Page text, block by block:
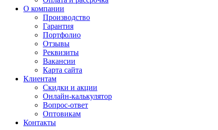
О компании
Производство
Гарантия
Портфолио
Отзывы
Реквизиты
Вакансии
Карта сайта
Клиентам
Скидки и акции
Онлайн-калькулятор
Вопрос-ответ
Оптовикам
Контакты